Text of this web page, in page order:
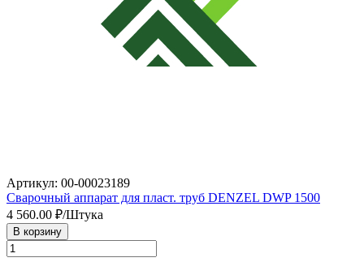
Артикул: 00-00023189
Сварочный аппарат для пласт. труб DENZEL DWP 1500
4 560.00 ₽/Штука
В корзину